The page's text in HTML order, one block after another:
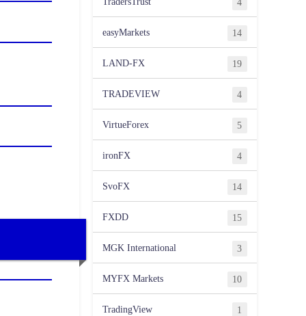
easyMarkets 14
LAND-FX 19
TRADEVIEW 4
VirtueForex 5
ironFX 4
SvoFX 14
FXDD 15
MGK International 3
MYFX Markets 10
TradingView 1